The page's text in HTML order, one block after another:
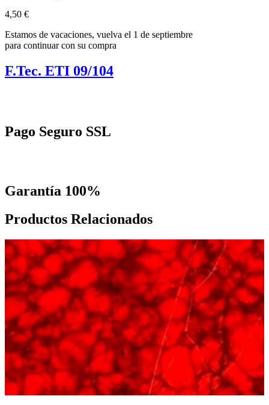
4,50 €
Estamos de vacaciones, vuelva el 1 de septiembre
para continuar con su compra
F.Tec. ETI 09/104
Pago Seguro SSL
Garantía 100%
Productos Relacionados